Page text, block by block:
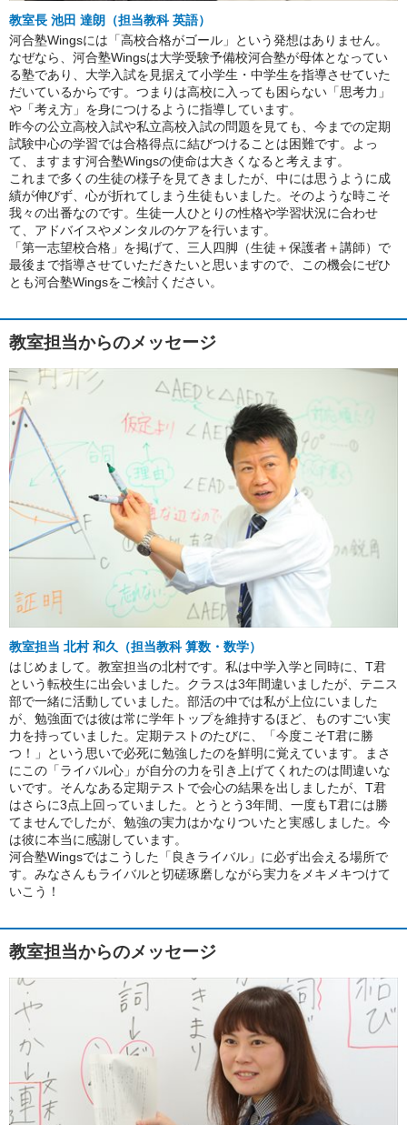
教室長 池田 達朗（担当教科 英語）
河合塾Wingsには「高校合格がゴール」という発想はありません。
なぜなら、河合塾Wingsは大学受験予備校河合塾が母体となってい
る塾であり、大学入試を見据えて小学生・中学生を指導させていた
だいているからです。つまりは高校に入っても困らない「思考力」
や「考え方」を身につけるように指導しています。
昨今の公立高校入試や私立高校入試の問題を見ても、今までの定期
試験中心の学習では合格得点に結びつけることは困難です。よっ
て、ますます河合塾Wingsの使命は大きくなると考えます。
これまで多くの生徒の様子を見てきましたが、中には思うように成
績が伸びず、心が折れてしまう生徒もいました。そのような時こそ
我々の出番なのです。生徒一人ひとりの性格や学習状況に合わせ
て、アドバイスやメンタルのケアを行います。
「第一志望校合格」を掲げて、三人四脚（生徒＋保護者＋講師）で
最後まで指導させていただきたいと思いますので、この機会にぜひ
とも河合塾Wingsをご検討ください。
教室担当からのメッセージ
教室担当 北村 和久（担当教科 算数・数学）
はじめまして。教室担当の北村です。私は中学入学と同時に、T君
という転校生に出会いました。クラスは3年間違いましたが、テニス
部で一緒に活動していました。部活の中では私が上位にいました
が、勉強面では彼は常に学年トップを維持するほど、ものすごい実
力を持っていました。定期テストのたびに、「今度こそT君に勝
つ！」という思いで必死に勉強したのを鮮明に覚えています。まさ
にこの「ライバル心」が自分の力を引き上げてくれたのは間違いな
いです。そんなある定期テストで会心の結果を出しましたが、T君
はさらに3点上回っていました。とうとう3年間、一度もT君には勝
てませんでしたが、勉強の実力はかなりついたと実感しました。今
は彼に本当に感謝しています。
河合塾Wingsではこうした「良きライバル」に必ず出会える場所で
す。みなさんもライバルと切磋琢磨しながら実力をメキメキつけて
いこう！
教室担当からのメッセージ